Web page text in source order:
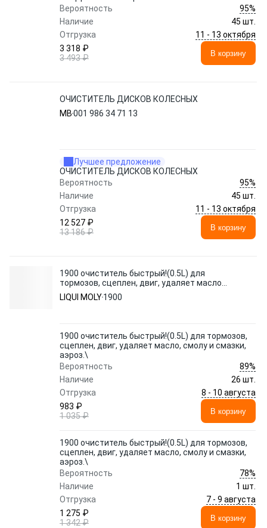
Вероятность
95%
Наличие
45 шт.
Отгрузка
11 - 13 октября
3 318 ₽
3 493 ₽
В корзину
ОЧИСТИТЕЛЬ ДИСКОВ КОЛЕСНЫХ
MB001 986 34 71 13
Лучшее предложение
ОЧИСТИТЕЛЬ ДИСКОВ КОЛЕСНЫХ
Вероятность
95%
Наличие
45 шт.
Отгрузка
11 - 13 октября
12 527 ₽
13 186 ₽
В корзину
1900 очиститель быстрый!(0.5L) для
тормозов, сцеплен, двиг, удаляет масло,
смолу и смазки, аэроз.\
LIQUI MOLY1900
1900 очиститель быстрый!(0.5L) для тормозов,
сцеплен, двиг, удаляет масло, смолу и смазки,
аэроз.\
Вероятность
89%
Наличие
26 шт.
Отгрузка
8 - 10 августа
983 ₽
1 035 ₽
В корзину
1900 очиститель быстрый!(0.5L) для тормозов,
сцеплен, двиг, удаляет масло, смолу и смазки,
аэроз.\
Вероятность
78%
Наличие
1 шт.
Отгрузка
7 - 9 августа
1 275 ₽
1 342 ₽
В корзину